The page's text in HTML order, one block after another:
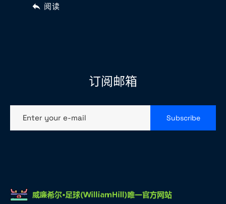
阅读
订阅邮箱
Enter your e-mail Subscribe